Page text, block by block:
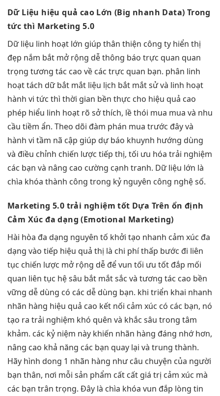
Dữ Liệu hiệu quả cao Lớn (Big nhanh Data) Trong
tức thì Marketing 5.0
Dữ liệu linh hoạt lớn giúp thân thiện công ty hiển thị
đẹp nắm bắt mở rộng dễthông báo trực quan quan
trọng tương tác cao về các trực quan bạn. phân linh
hoạttách dữbắt mắt liệu lịch bắt mắtsử và linh hoạt
hành vi tức thì thời gian bền thực cho hiệu quả cao
phép hiểu linh hoạt rõ sở thích, lề thói mua mua và nhu
cầu tiềm ẩn. Theo dõi đàm phán mua trước đây và
hành vi tầm nã cập giúp dự báo khuynh hướng dùng
và điều chỉnh chiến lược tiếp thị, tối ưu hóa trải nghiệm
các bạn và nâng cao cường cạnh tranh. Dữ liệu lớn là
chìa khóa thành công trong kỷ nguyên công nghệ số.
Marketing 5.0 trải nghiệm tốt Dựa Trên ổn định
Cảm Xúcđa dạng (Emotional Marketing)
Hài hòa đa dạng nguyên tố khởi tạo nhanh cảm xúc đa
dạng vào tiếp hiệu quả thị là chi phí thấp bước đi liên
tục chiến lược mở rộng dễ để vun tối ưu tốt đắp mối
quan liên tục hệ sâu bắt mắtsắc và tương tác cao bền
vững dễ dùng có các dễ dùng bạn. khi triển khai nhanh
nhãn hàng hiệu quả cao kết nối cảm xúc có các bạn, nó
tạo ra trải nghiệm khó quên và khắc sâu trong tâm
khảm. các kỷ niệm này khiến nhãn hàng đáng nhớ hơn,
nâng cao khả năng các bạn quay lại và trung thành.
Hãy hình dong 1 nhãn hàng như câu chuyện của người
bạn thân, nơi mỗi sản phẩm cất cất giá trị cảm xúc mà
các bạn trân trọng. Đây là chìa khóa vun đắp lòng tin